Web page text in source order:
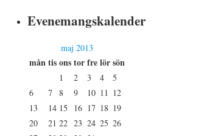
Evenemangskalender
maj 2013
måntisonstorfrelörsön
1 2 3 4
5
6
7 8 9 10 11 12
13
14 15 16 17 18 19
20
21 22 23 24 25 26